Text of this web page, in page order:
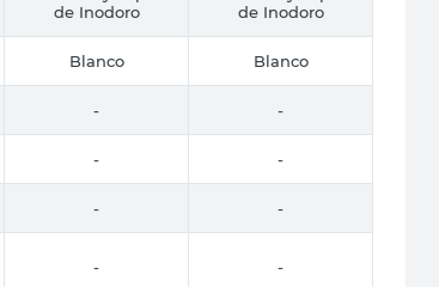
de Inodoro
de Inodoro
Blanco Blanco
- -
- -
- -
- -